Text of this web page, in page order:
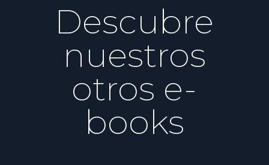
Descubre
nuestros
otros e-
books